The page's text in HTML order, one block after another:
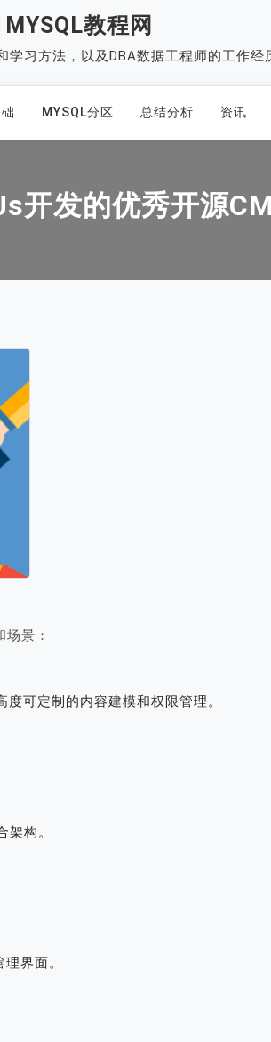
MYSQL教程网
学习方法，以及DBA数据工程师的工作经
MYSQL分区 总结分析 资讯
开发的优秀开源
景：
可定制的内容建模和权限管理。
构。
界面。